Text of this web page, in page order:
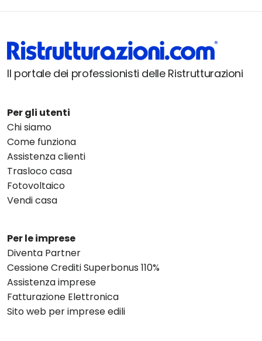
Il portale dei professionisti delle Ristrutturazioni
Per gli utenti
Chi siamo
Come funziona
Assistenza clienti
Trasloco casa
Fotovoltaico
Vendi casa
Per le imprese
Diventa Partner
Cessione Crediti Superbonus 110%
Assistenza imprese
Fatturazione Elettronica
Sito web per imprese edili